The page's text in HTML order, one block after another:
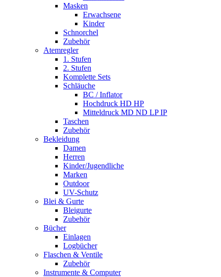
Masken
Erwachsene
Kinder
Schnorchel
Zubehör
Atemregler
1. Stufen
2. Stufen
Komplette Sets
Schläuche
BC / Inflator
Hochdruck HD HP
Mitteldruck MD ND LP IP
Taschen
Zubehör
Bekleidung
Damen
Herren
Kinder/Jugendliche
Marken
Outdoor
UV-Schutz
Blei & Gurte
Bleigurte
Zubehör
Bücher
Einlagen
Logbücher
Flaschen & Ventile
Zubehör
Instrumente & Computer